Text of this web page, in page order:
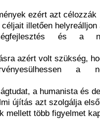
ezért azt célozzák
illetően helyreálljon
és a
azért volt szükség,
a
a humanista és
újítás azt szolgálja
mellett több figyelmet